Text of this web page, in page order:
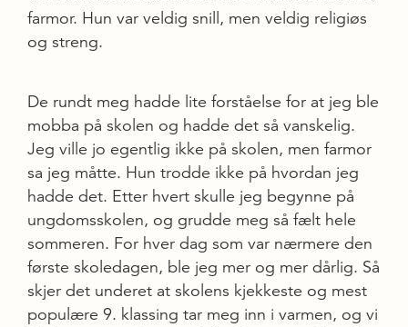
farmor. Hun var veldig snill, men veldig religiøs
og streng.
De rundt meg hadde lite forståelse for at jeg ble
mobba på skolen og hadde det så vanskelig.
Jeg ville jo egentlig ikke på skolen, men farmor
sa jeg måtte. Hun trodde ikke på hvordan jeg
hadde det. Etter hvert skulle jeg begynne på
ungdomsskolen, og grudde meg så fælt hele
sommeren. For hver dag som var nærmere den
første skoledagen, ble jeg mer og mer dårlig. Så
skjer det underet at skolens kjekkeste og mest
populære 9. klassing tar meg inn i varmen, og vi